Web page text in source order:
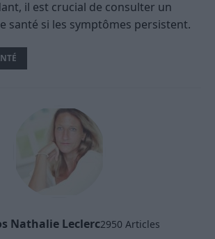
il est crucial de consulter un
santé si les symptômes persistent.
Nathalie Leclerc2950 Articles